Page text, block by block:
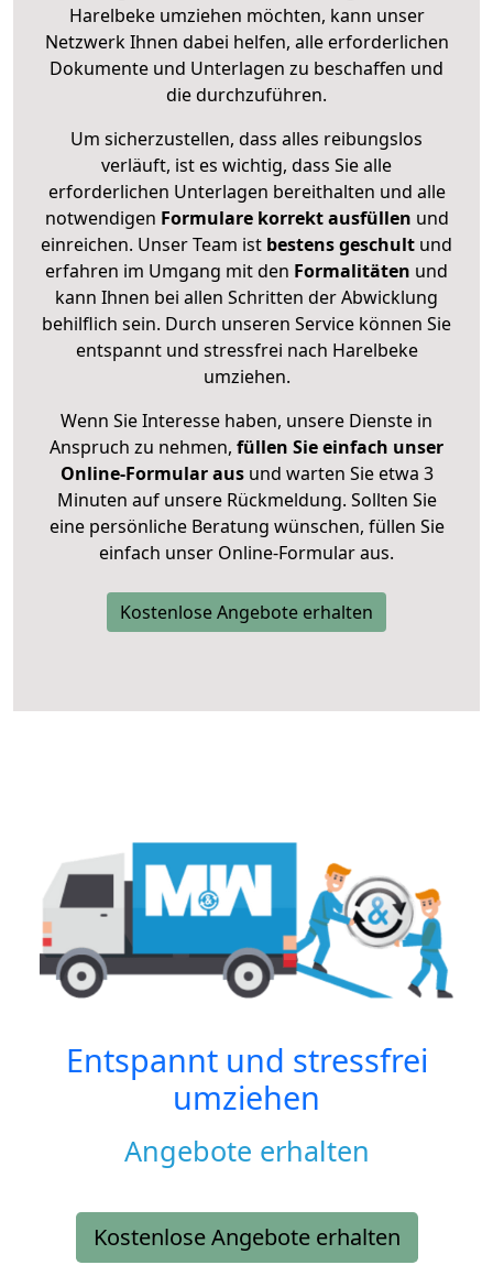
Harelbeke umziehen möchten, kann unser
Netzwerk Ihnen dabei helfen, alle erforderlichen
Dokumente und Unterlagen zu beschaffen und
die durchzuführen.
Um sicherzustellen, dass alles reibungslos
verläuft, ist es wichtig, dass Sie alle
erforderlichen Unterlagen bereithalten und alle
notwendigen Formulare korrekt ausfüllen und
einreichen. Unser Team ist bestens geschult und
erfahren im Umgang mit den Formalitäten und
kann Ihnen bei allen Schritten der Abwicklung
behilflich sein. Durch unseren Service können Sie
entspannt und stressfrei nach Harelbeke
umziehen.
Wenn Sie Interesse haben, unsere Dienste in
Anspruch zu nehmen, füllen Sie einfach unser
Online-Formular ausund warten Sie etwa 3
Minuten auf unsere Rückmeldung. Sollten Sie
eine persönliche Beratung wünschen, füllen Sie
einfach unser Online-Formular aus.
Kostenlose Angebote erhalten
Entspannt und stressfrei
umziehen
Angebote erhalten
Kostenlose Angebote erhalten